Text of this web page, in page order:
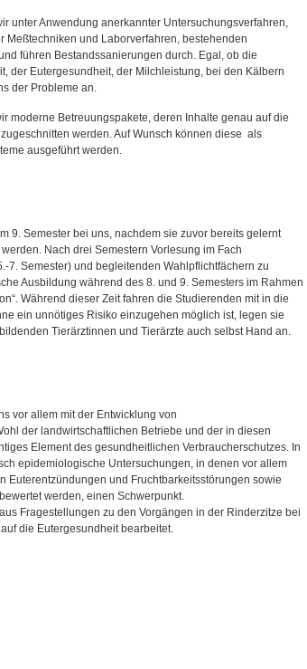
unter Anwendung anerkannter Untersuchungsverfahren,
Meßtechniken und Laborverfahren, bestehenden
führen Bestandssanierungen durch. Egal, ob die
der Eutergesundheit, der Milchleistung, bei den Kälbern
der Probleme an.
moderne Betreuungspakete, deren Inhalte genau auf die
werden. Auf Wunsch können diese als
ausgeführt werden.
9. Semester bei uns, nachdem sie zuvor bereits gelernt
Nach drei Semestern Vorlesung im Fach
7. Semester) und begleitenden Wahlpflichtfächern zu
Ausbildung während des 8. und 9. Semesters im Rahmen
Während dieser Zeit fahren die Studierenden mit in die
ein unnötiges Risiko einzugehen möglich ist, legen sie
Tierärztinnen und Tierärzte auch selbst Hand an.
vor allem mit der Entwicklung von
der landwirtschaftlichen Betriebe und der in diesen
Element des gesundheitlichen Verbraucherschutzes. In
epidemiologische Untersuchungen, in denen vor allem
Euterentzündungen und Fruchtbarkeitsstörungen sowie
werden, einen Schwerpunkt.
Fragestellungen zu den Vorgängen in der Rinderzitze bei
die Eutergesundheit bearbeitet.